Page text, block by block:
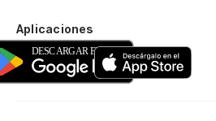
Aplicaciones